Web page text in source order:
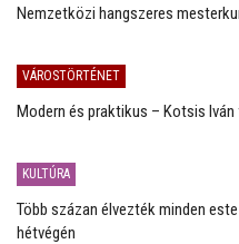
Nemzetközi hangszeres
VÁROSTÖRTÉNET
Modern és praktikus – Kotsis Iván
KULTÚRA
Több százan élvezték minden
hétvégén